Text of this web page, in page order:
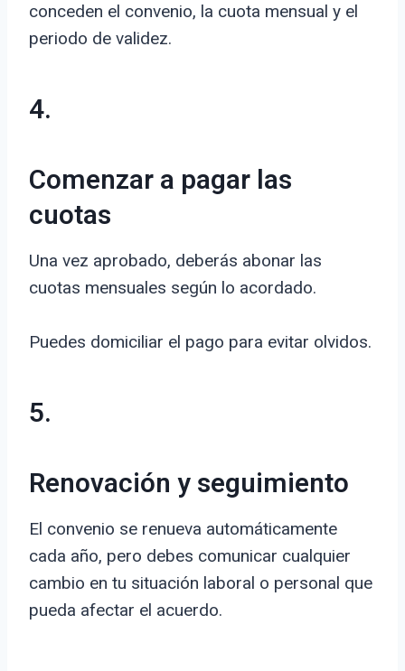
conceden el convenio, la cuota mensual y el
periodo de validez.
4.
Comenzar a pagar las
cuotas
Una vez aprobado, deberás abonar las
cuotas mensuales según lo acordado.
Puedes domiciliar el pago para evitar olvidos.
5.
Renovación y seguimiento
El convenio se renueva automáticamente
cada año, pero debes comunicar cualquier
cambio en tu situación laboral o personal que
pueda afectar el acuerdo.